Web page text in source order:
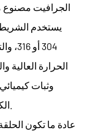
الجرافيت مصنوع
يستخدم الشريط
304
الحرارة العالية
وثبات
عادة ما تكون